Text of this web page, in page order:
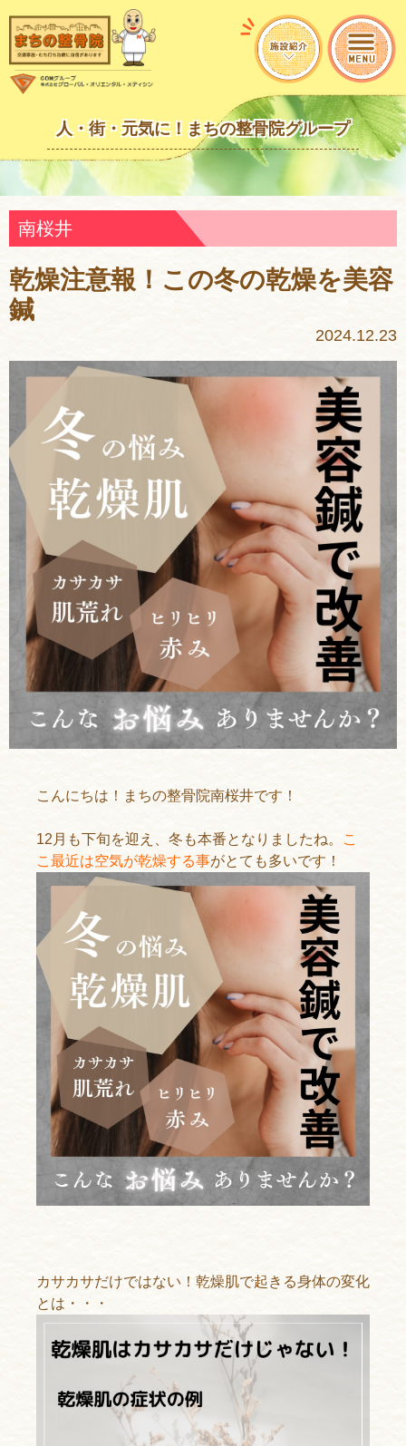
人・街・元気に！まちの整骨院グループ
南桜井
乾燥注意報！この冬の乾燥を美容
鍼
2024.12.23
こんにちは！まちの整骨院南桜井です！
12月も下旬を迎え、冬も本番となりましたね。
こ
こ最近は空気が乾燥する事がとても多いです！
カサカサだけではない！乾燥肌で起きる身体の変化
とは・・・